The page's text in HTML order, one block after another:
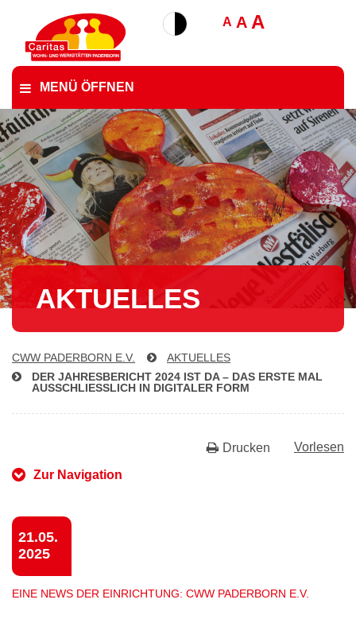
A A A
MENÜ ÖFFNEN
AKTUELLES
CWW PADERBORN E.V.
AKTUELLES
DER JAH­RES­BE­RICHT 2024 IST DA – DAS ERSTE MAL
AUS­SCHLIESS­LICH IN DIGITALER FORM
Vorlesen
Drucken
Zur Navigation
21.05.
2025
EINE NEWS DER EINRICHTUNG: CWW PADERBORN E.V.